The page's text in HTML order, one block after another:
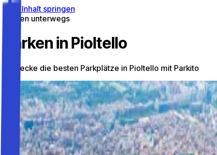
Zum Inhalt springen
Parken unterwegs
Parken in Pioltello
Entdecke die besten Parkplätze in Pioltello mit Parkito